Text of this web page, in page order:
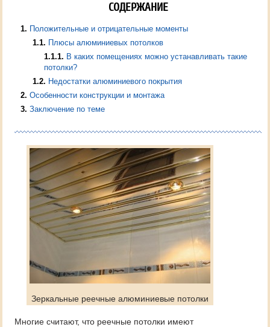
СОДЕРЖАНИЕ
1
Положительные и отрицательные моменты
1.1
Плюсы алюминиевых потолков
1.1.1
В каких помещениях можно устанавливать такие
потолки?
1.2
Недостатки алюминиевого покрытия
2 Особенности конструкции и монтажа
3 Заключение по теме
Зеркальные реечные алюминиевые потолки
Многие считают, что реечные потолки имеют